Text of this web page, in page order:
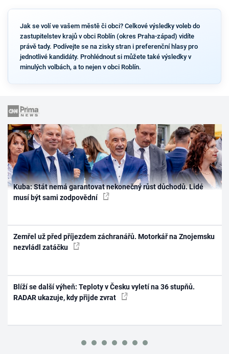
Jak se volí ve vašem městě či obci? Celkové výsledky voleb do
zastupitelstev krajů v obci Roblín (okres Praha-západ) vidíte
právě tady. Podívejte se na zisky stran i preferenční hlasy pro
jednotlivé kandidáty. Prohlédnout si můžete také výsledky v
minulých volbách, a to nejen v obci Roblín.
Kuba: Stát nemá garantovat nekonečný růst důchodů. Lidé
musí být sami zodpovědní
Zemřel už před příjezdem záchranářů. Motorkář na Znojemsku
nezvládl zatáčku
Blíží se další výheň: Teploty v Česku vyletí na 36 stupňů.
RADAR ukazuje, kdy přijde zvrat